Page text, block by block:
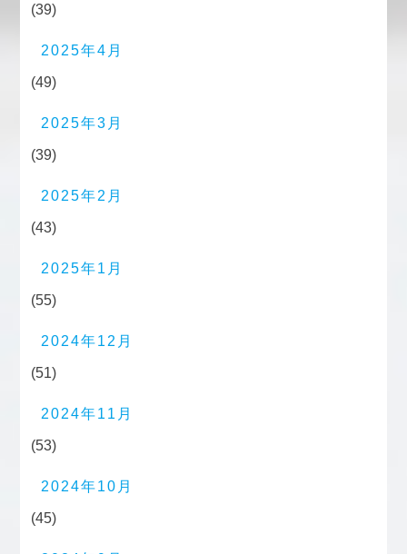
(39)
2025年4月
(49)
2025年3月
(39)
2025年2月
(43)
2025年1月
(55)
2024年12月
(51)
2024年11月
(53)
2024年10月
(45)